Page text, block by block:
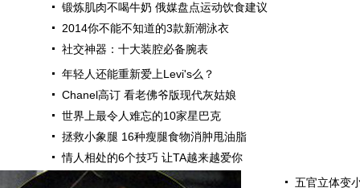
锻炼肌肉不喝牛奶 俄媒盘点运动饮食建议
2014你不能不知道的3款新潮泳衣
社交神器：十大装腔必备腕表
年轻人还能重新爱上Levi's么？
Chanel高订 看老佛爷版现代灰姑娘
世界上最令人难忘的10家星巴克
拯救小象腿 16种瘦腿食物消肿甩油脂
情人相处的6个技巧 让TA越来越爱你
五官立体变